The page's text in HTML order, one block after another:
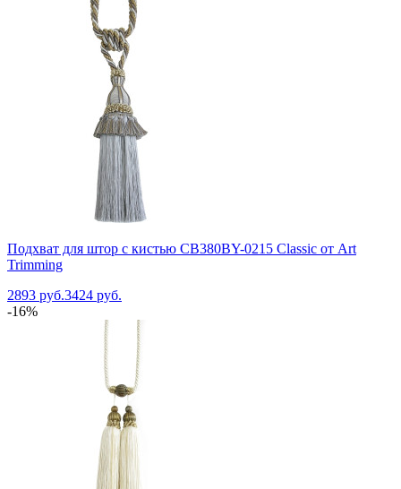
Подхват для штор с кистью CB380BY-0215 Classic от Art
Trimming
2893 руб.3424 руб.
-16%